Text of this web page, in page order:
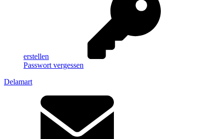
erstellen
Passwort vergessen
Delamart